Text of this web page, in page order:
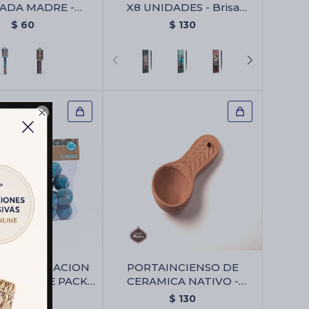

MADRE -
7 Chakras
$ 60
X8 UNIDADES - Brisa
Floral
$ 130
DEFUMACION
MADRE PACK
Camino
$
PORTAINCIENSO DE
CERAMICA NATIVO -
Portaincienso De Ceramica
$ 130